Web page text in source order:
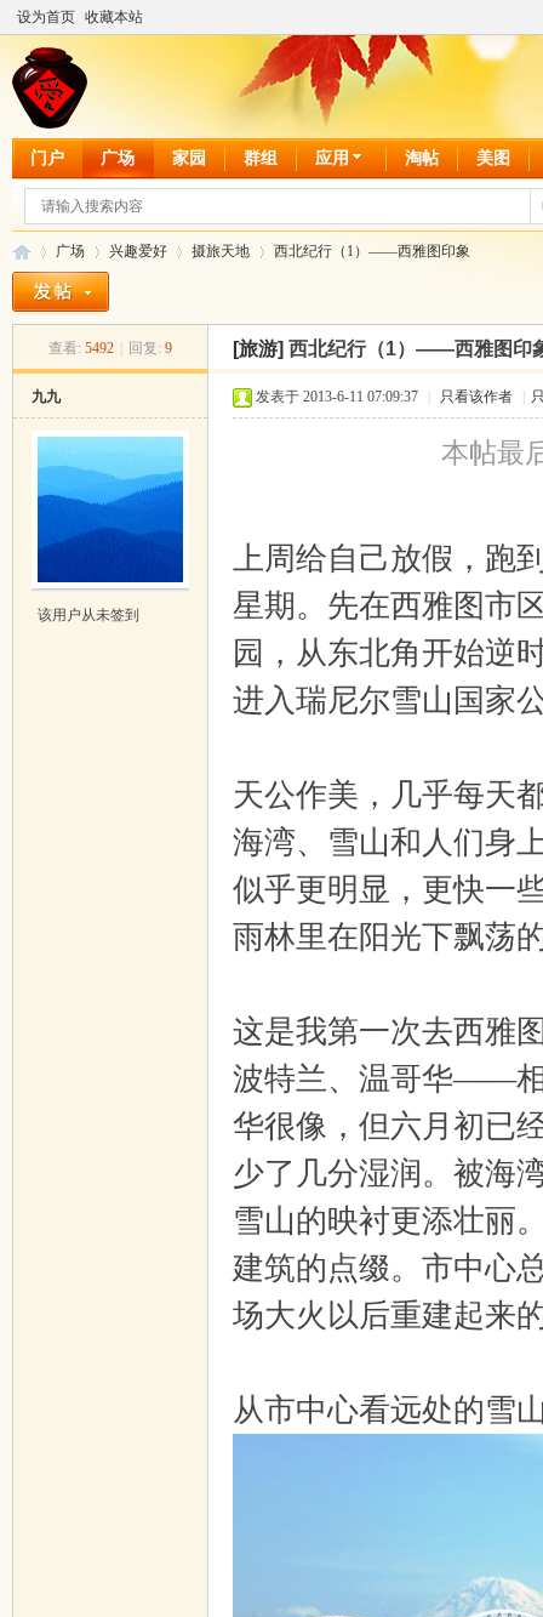
设为首页 收藏本站
门户 广场 家园 群组 应用 淘帖 美图
广场
›
兴趣爱好
›
摄旅天地
›
西北纪行（1）——西雅图印象
查看: 5492 回复: 9 [旅游] 西北纪行（1）——西雅图印
九九
该用户从未签到
发表于 2013-6-11 07:09:37 只看该作者
本帖最
上周给自己放假，跑
星期。先在西雅图市
园，从东北角开始逆
进入瑞尼尔雪山国家
天公作美，几乎每天
海湾、雪山和人们身
似乎更明显，更快一
雨林里在阳光下飘
这是我第一次去西雅
波特兰、温哥华——相
华很像，但六月初已
少了几分湿润。被海
雪山的映衬更添壮丽
建筑的点缀。市中心
场大火以后重建起来
从市中心看远处的雪